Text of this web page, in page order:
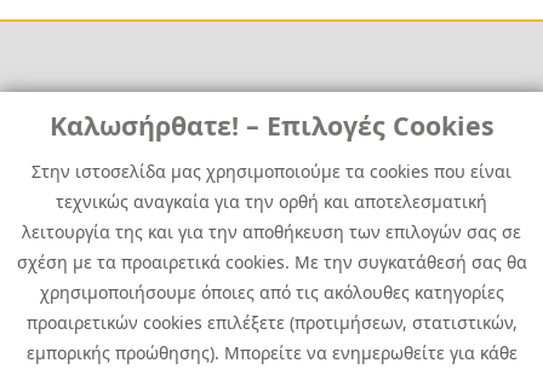
Καλωσήρθατε! – Επιλογές Cookies
Στην ιστοσελίδα μας χρησιμοποιούμε τα cookies που είναι
τεχνικώς αναγκαία για την ορθή και αποτελεσματική
λειτουργία της και για την αποθήκευση των επιλογών σας σε
σχέση με τα προαιρετικά cookies. Με την συγκατάθεσή σας θα
χρησιμοποιήσουμε όποιες από τις ακόλουθες κατηγορίες
προαιρετικών cookies επιλέξετε (προτιμήσεων, στατιστικών,
εμπορικής προώθησης). Μπορείτε να ενημερωθείτε για κάθε
Χρήσιμα
News
Media Kit
Career
Quest Group